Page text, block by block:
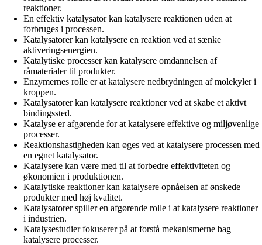
reaktioner.
En effektiv katalysator kan katalysere reaktionen uden at
forbruges i processen.
Katalysatorer kan katalysere en reaktion ved at sænke
aktiveringsenergien.
Katalytiske processer kan katalysere omdannelsen af
råmaterialer til produkter.
Enzymernes rolle er at katalysere nedbrydningen af molekyler i
kroppen.
Katalysatorer kan katalysere reaktioner ved at skabe et aktivt
bindingssted.
Katalyse er afgørende for at katalysere effektive og miljøvenlige
processer.
Reaktionshastigheden kan øges ved at katalysere processen med
en egnet katalysator.
Katalysere kan være med til at forbedre effektiviteten og
økonomien i produktionen.
Katalytiske reaktioner kan katalysere opnåelsen af ønskede
produkter med høj kvalitet.
Katalysatorer spiller en afgørende rolle i at katalysere reaktioner
i industrien.
Katalysestudier fokuserer på at forstå mekanismerne bag
katalysere processer.